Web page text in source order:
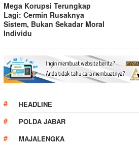
Mega Korupsi Terungkap
Lagi: Cermin Rusaknya
Sistem, Bukan Sekadar Moral
Individu
HEADLINE
POLDA JABAR
MAJALENGKA